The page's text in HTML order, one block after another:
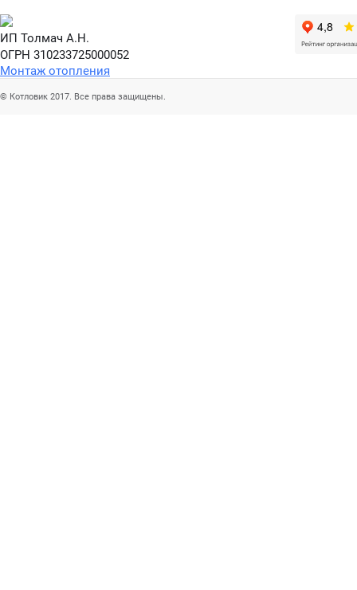
ИП Толмач А.Н.
ОГРН 310233725000052
Монтаж отопления
© Котловик 2017. Все права защищены.